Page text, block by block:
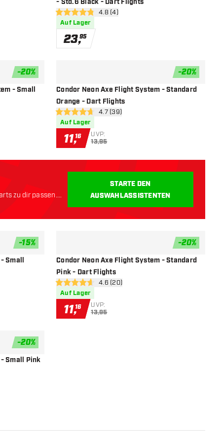
- Std.6 Black - Dart Flights
Bewertungsbereich öffnen
4.8 Bewertungssterne
4.8 (4)
Auf Lager
23,95
-20%
- Small
Zur Wunschliste hinzufügen
-20%
Condor Neon Axe Flight System - Standard
Orange - Dart Flights
Bewertungsbereich öffnen
4.7 Bewertungssterne
4.7 (39)
Auf Lager
11,16 UVP:
13,95
Zur
-15%
Small
Zur Wunschliste hinzufügen
-20%
Condor Neon Axe Flight System - Standard
Pink - Dart Flights
Bewertungsbereich öffnen
4.6 Bewertungssterne
4.6 (20)
Auf Lager
11,16 UVP:
13,95
Zur
-20%
Small Pink
Zur Wunschliste hinzufügen
zu dir passen.
STARTE DEN
AUSWAHLASSISTENTEN